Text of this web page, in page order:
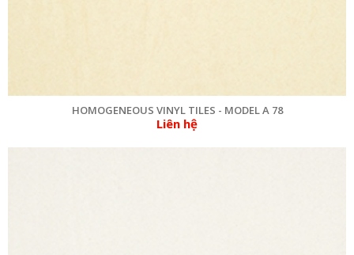
HOMOGENEOUS VINYL TILES - MODEL A 78
Liên hệ